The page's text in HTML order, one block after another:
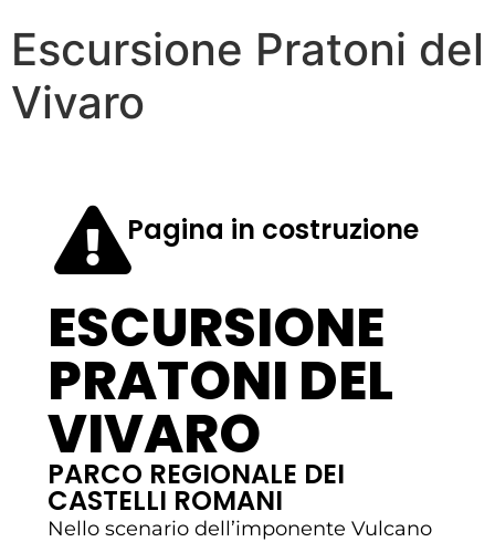
Escursione Pratoni del
Vivaro
Pagina in costruzione
ESCURSIONE
PRATONI DEL
VIVARO
PARCO REGIONALE DEI
CASTELLI ROMANI
Nello scenario dell’imponente Vulcano